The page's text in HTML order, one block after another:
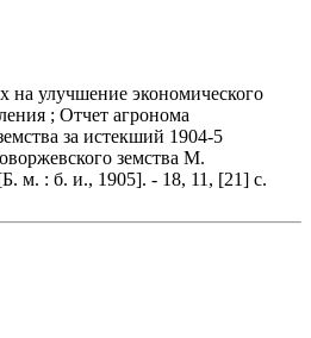
на улучшение экономического
; Отчет агронома
за истекший 1904-5
земства М.
м. : б. и., 1905]. - 18, 11, [21] с.